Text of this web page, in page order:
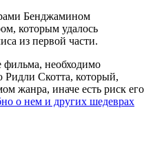
Бенджамином
которым удалось
из первой части.
фильма, необходимо
Ридли Скотта, который,
жанра, иначе есть риск его
о нем и других шедеврах